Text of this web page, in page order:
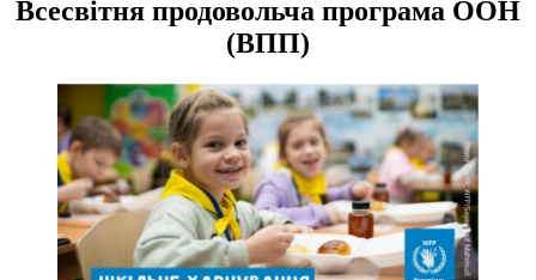
Всесвітня продовольча програма ООН
(ВПП)